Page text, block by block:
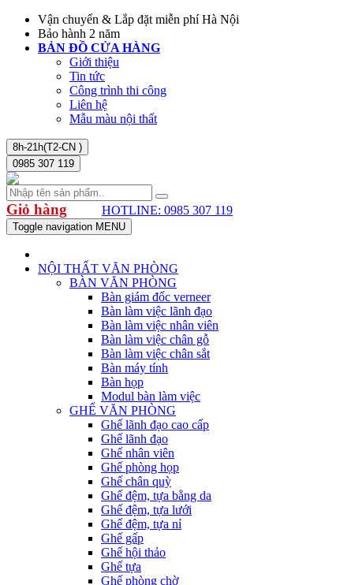
Vận chuyển & Lắp đặt miễn phí Hà Nội
Bảo hành 2 năm
BẢN ĐỒ CỬA HÀNG
Giới thiệu
Tin tức
Công trình thi công
Liên hệ
Mẫu màu nội thất
8h-21h(T2-CN )
0985 307 119
Giỏ hàng HOTLINE: 0985 307 119
Toggle navigation MENU
NỘI THẤT VĂN PHÒNG
BÀN VĂN PHÒNG
Bàn giám đốc verneer
Bàn làm việc lãnh đạo
Bàn làm việc nhân viên
Bàn làm việc chân gỗ
Bàn làm việc chân sắt
Bàn máy tính
Bàn họp
Modul bàn làm việc
GHẾ VĂN PHÒNG
Ghế lãnh đạo cao cấp
Ghế lãnh đạo
Ghế nhân viên
Ghế phòng họp
Ghế chân quỳ
Ghế đệm, tựa bằng da
Ghế đệm, tựa lưới
Ghế đệm, tựa nỉ
Ghế gấp
Ghế hội thảo
Ghế tựa
Ghế phòng chờ